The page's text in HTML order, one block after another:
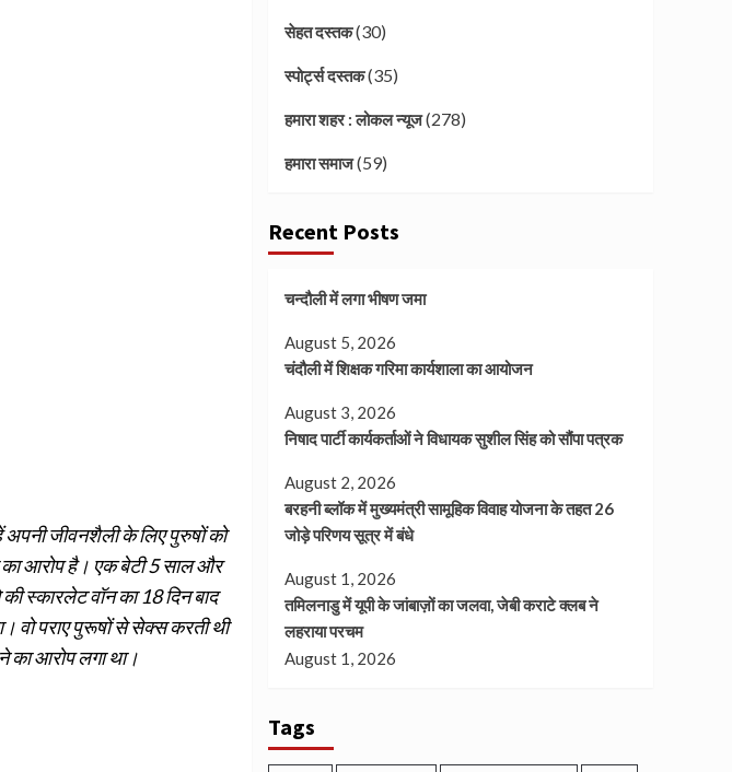
अपनी जीवनशैली के लिए पुरुषों को
का आरोप है। एक बेटी 5 साल और
स्कारलेट वॉन का 18 दिन बाद
वो पराए पुरूषों से सेक्स करती थी
का आरोप लगा था।
सेहत दस्तक(30)
स्पोर्ट्स दस्तक(35)
हमारा शहर : लोकल न्यूज(278)
हमारा समाज(59)
Recent Posts
चन्दौली में लगा भीषण जमा
August 5, 2026
चंदौली में शिक्षक गरिमा कार्यशाला का आयोजन
August 3, 2026
निषाद पार्टी कार्यकर्ताओं ने विधायक सुशील सिंह को सौंपा पत्रक
August 2, 2026
बरहनी ब्लॉक में मुख्यमंत्री सामूहिक विवाह योजना के तहत 26
जोड़े परिणय सूत्र में बंधे
August 1, 2026
तमिलनाडु में यूपी के जांबाज़ों का जलवा, जेबी कराटे क्लब ने
लहराया परचम
August 1, 2026
Tags